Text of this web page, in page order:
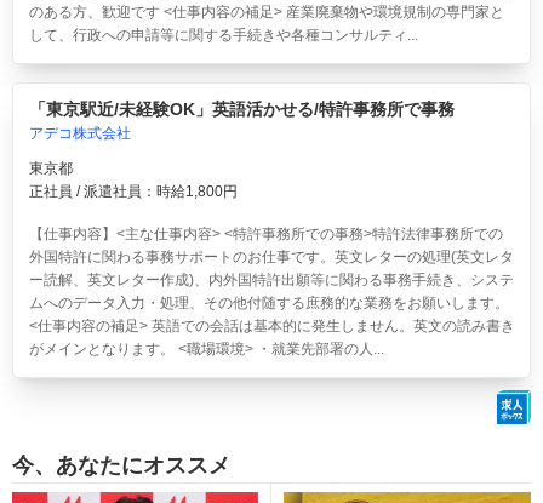
のある方、歓迎です <仕事内容の補足> 産業廃棄物や環境規制の専門家と
して、行政への申請等に関する手続きや各種コンサルティ...
「東京駅近/未経験OK」英語活かせる/特許事務所で事務
アデコ株式会社
東京都
正社員 / 派遣社員：時給1,800円
【仕事内容】<主な仕事内容> <特許事務所での事務>特許法律事務所での
外国特許に関わる事務サポートのお仕事です。英文レターの処理(英文レタ
ー読解、英文レター作成)、内外国特許出願等に関わる事務手続き、システ
ムへのデータ入力・処理、その他付随する庶務的な業務をお願いします。
<仕事内容の補足> 英語での会話は基本的に発生しません。英文の読み書き
がメインとなります。 <職場環境> ・就業先部署の人...
今、あなたにオススメ